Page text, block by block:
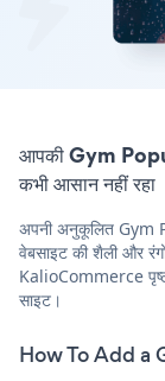
आपकी Gym
कभी आसान नहीं रहा
अपनी अनुकूलित Gym
वेबसाइट की शैली और
KalioCommerce
साइट।
How To Add a